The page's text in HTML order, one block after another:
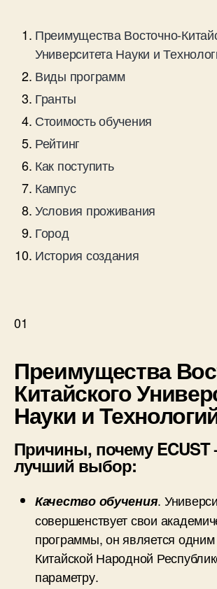
Преимущества Восточно-
Университета Науки и
Виды программ
Гранты
Стоимость обучения
Рейтинг
Как поступить
Кампус
Условия проживания
Город
История создания
01
Преимущества
Китайского
Науки и
Причины, почему ECUST
лучший выбор:
Качество обучения.
совершенствует свои
программы, он является
Китайской Народной
параметру.